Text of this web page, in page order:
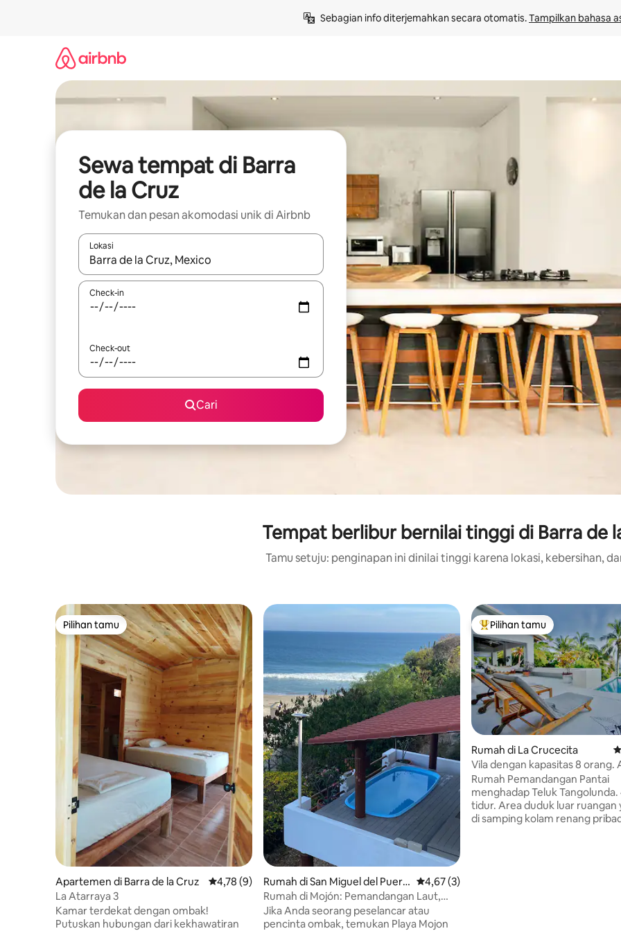
Sebagian info diterjemahkan secara otomatis. Tampilkan bahasa
Sewa tempat di Barra
de la Cruz
Temukan dan pesan akomodasi unik di Airbnb
Lokasi
Jika hasil yang dicari tersedia, telusuri dengan tombol panah ke atas dan ke bawah atau jelajahi dengan sentuhan atau
Check-in
Check-out
Cari
Tempat berlibur bernilai tinggi di Barra de
Tamu setuju: penginapan ini dinilai tinggi karena lokasi, kebersihan,
Pilihan tamu
Pilihan tamu
Apartemen di Barra de la Cruz Nilai rata-rata 4,78 dari 5, 9 ulasan
4,78 (9)
La Atarraya 3
Kamar terdekat dengan ombak!
Putuskan hubungan dari kekhawatiran
Rumah di San Miguel del Puert
o
Nilai rata-rata 4,67 dari 5, 3 ulasan
4,67 (3)
Rumah di Mojón: Pemandangan Laut,
Tempat berselancar, dan Kolam Renang
Jika Anda seorang peselancar atau
pencinta ombak, temukan Playa Mojon
Pilihan tamu terpopuler
Pilihan tamu
Rumah di La Crucecita
Vila dengan kapasitas 8 orang.
pantai. Kolam renang, parkir,
Rumah Pemandangan Pantai
menghadap Teluk
tidur. Area duduk luar ruangan
di samping kolam renang